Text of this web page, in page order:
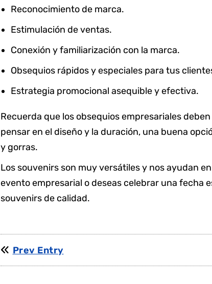
Reconocimiento de marca.
Estimulación de ventas.
Conexión y familiarización con la marca.
Obsequios rápidos y especiales para tus
Estrategia promocional asequible y efectiva.
Recuerda que los obsequios empresariales
pensar en el diseño y la duración, una buena
y gorras.
Los souvenirs son muy versátiles y nos ayudan
evento empresarial o deseas celebrar una fecha
souvenirs de calidad.
Prev Entry